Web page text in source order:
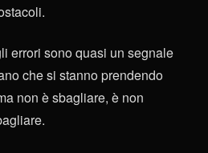
errori sono quasi un segnale
che si stanno prendendo
non è sbagliare, è non